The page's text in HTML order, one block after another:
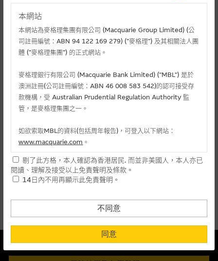
中資股票專頁
麥格理投資教室
關於我們
相關圖表
相關認股證/牛熊證
認購 認沽 牛證
編號 相關資產 行使價 價格 升/跌(%)
27988 周大福 (認購) 13.888 0.175 - 2.78
最後更新時間:07-08-2026 16:20 (15分鐘延遲)
本網站
本網站為麥格理集團有限公司 (Macquarie Group Limited) (公
司註冊編號：ABN 94 122 169 279) (”麥格理”) 及其相關法人團
體 (”麥格理集團”) 的正式網站。
麥格理銀行有限公司 (Macquarie Bank Limited) ("MBL") 是於
澳洲註冊(公司註冊編號：ABN 46 008 583 542)的認可接受存
款機構，受 Australian Prudential Regulation Authority 監
管，是麥格理集團之一。
如欲索取MBL的資料(包括周年報告)，可登入以下網站：
www.macquarie.com 。
本網站所載資料會隨時更改，而不作另行通知，如閣下欲取麥格
理的資料，可直接聯絡本集團職員。
民使用，並不提供或發售予美國人。本網站內容無意要約或唆使
閣下購買證券、基金單位或其他投資工具(不論在參考條款上或在
其他地方)，但清楚表明上述意圖的個別段落則屬例外。
提供網站內容的基準 – 使用時請考慮個人風險
剔了此方格，本人確認為香港居民. 而並非美國人，本人亦已
閱讀、理解及接受以上免責聲明及條款。
14日內不用再顯示此免責聲明。
不同意
同意
此內容來自我們在所示日期時認為可靠之來源，且均以真誠提供。然